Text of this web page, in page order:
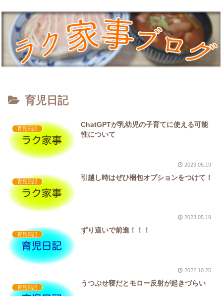
育児日記
育児日記
ChatGPTが乳幼児の子育てに使える可能
性について
2023.05.19
育児日記
引越し時はぜひ梱包オプションをつけて！
2023.05.19
育児日記
ずり這いで前進！！！
2022.10.25
育児日記
うつぶせ寝だとモロー反射が起きづらい